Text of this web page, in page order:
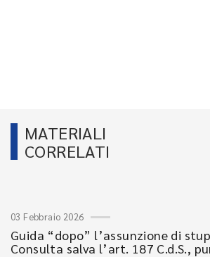
MATERIALI
CORRELATI
03 Febbraio 2026
Guida “dopo” l’assunzione di
Consulta salva l’art. 187 C.d.S.,